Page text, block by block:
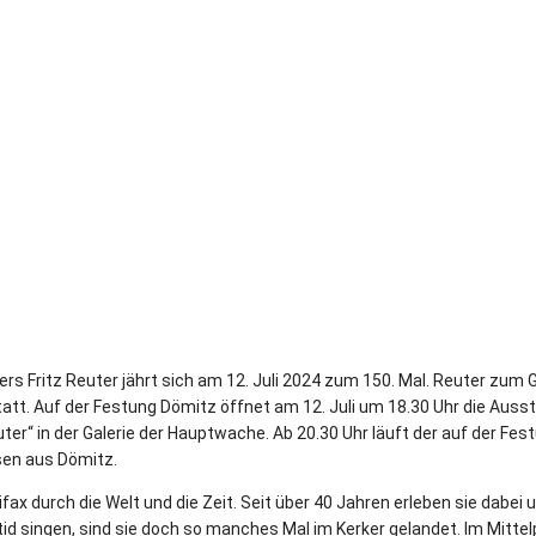
Fritz Reuter jährt sich am 12. Juli 2024 zum 150. Mal. Reuter zum
Auf der Festung Dömitz öffnet am 12. Juli um 18.30 Uhr die
in der Galerie der Hauptwache. Ab 20.30 Uhr läuft der auf der
aus Dömitz.
durch die Welt und die Zeit. Seit über 40 Jahren erleben sie dabei
singen, sind sie doch so manches Mal im Kerker gelandet. Im